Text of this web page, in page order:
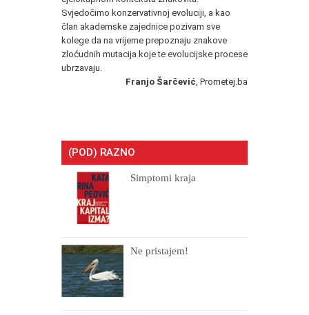
Svjedočimo konzervativnoj evoluciji, a kao
član akademske zajednice pozivam sve
kolege da na vrijeme prepoznaju znakove
zloćudnih mutacija koje te evolucijske procese
ubrzavaju.
Franjo Šarčević , Prometej.ba
(POD) RAZNO
Simptomi kraja
Ne pristajem!